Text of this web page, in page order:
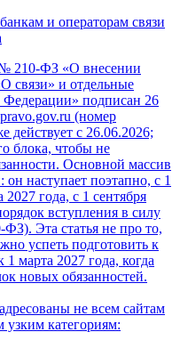
и операторам связи
№ 210-ФЗ «О внесении
связи» и отдельные
Федерации» подписан 26
(номер
действует с 26.06.2026;
блока, чтобы не
Основной массив
он наступает поэтапно, с 1
2027 года, с 1 сентября
вступления в силу
ФЗ). Эта статья не про то,
успеть подготовить к
марта 2027 года, когда
новых обязанностей.
не всем сайтам
узким категориям: